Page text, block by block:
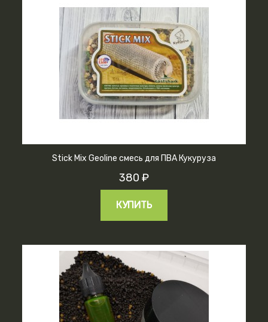
Stick Mix Geoline смесь для ПВА Кукуруза
380 ₽
КУПИТЬ